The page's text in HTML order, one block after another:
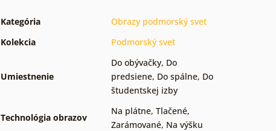
Kategória
Obrazy podmorský svet
Kolekcia
Podmorský svet
Umiestnenie
Do obývačky, Do
predsiene, Do spálne, Do
študentskej izby
Technológia obrazov
Na plátne, Tlačené,
Zarámované, Na výšku